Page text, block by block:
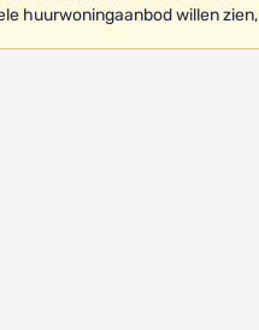
huurwoningaanbod willen zien,